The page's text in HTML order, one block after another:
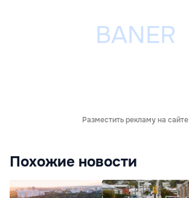
Разместить рекламу на сайте
Похожие новости